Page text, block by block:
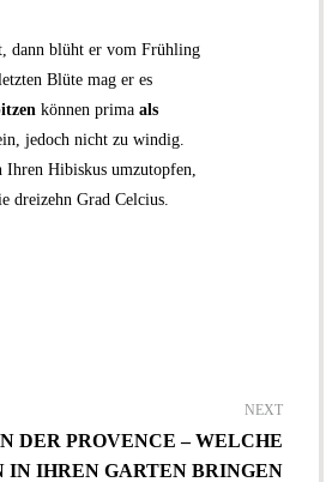
dann blüht er vom Frühling
Blüte mag er es
können prima als
jedoch nicht zu windig.
Ihren Hibiskus umzutopfen,
dreizehn Grad Celcius.
NEXT
DER PROVENCE – WELCHE
IN IHREN GARTEN BRINGEN